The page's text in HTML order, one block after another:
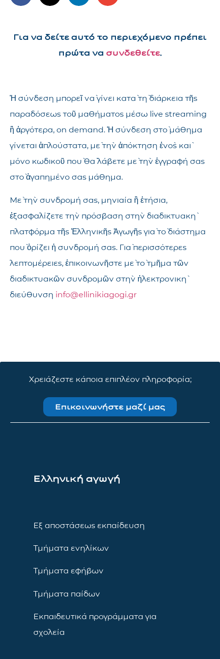
Για να δείτε αυτό το περιεχόμενο πρέπει
πρώτα να συνδεθείτε.
Ἡ σύνδεση μπορεῖ νὰ γίνει κατὰ τὴ διάρκεια τῆς
παραδόσεως τοῦ μαθήματος μέσω live streaming
ἢ ἀργότερα, on demand. Ἡ σύνδεση στὸ μάθημα
γίνεται ἁπλούστατα, μὲ τὴν ἀπόκτηση ἑνὸς καὶ
μόνο κωδικοῦ ποὺ θὰ λάβετε μὲ τὴν ἐγγραφή σας
στὸ ἀγαπημένο σας μάθημα.
Μὲ τὴν συνδρομή σας, μηνιαία ἢ ἐτήσια,
ἐξασφαλίζετε τὴν πρόσβαση στὴν διαδικτυακὴ
πλατφόρμα τῆς Ἑλληνικῆς Ἀγωγῆς γιὰ τὸ διάστημα
ποὺ ὁρίζει ἡ συνδρομή σας. Γιὰ περισσότερες
λεπτομέρειες, ἐπικοινωνῆστε μὲ τὸ τμῆμα τῶν
διαδικτυακῶν συνδρομῶν στὴν ἠλεκτρονικὴ
διεύθυνση info@ellinikiagogi.gr
Χρειάζεστε κάποια επιπλέον πληροφορία;
Επικοινωνήστε μαζί μας
Ελληνική αγωγή
Εξ αποστάσεως εκπαίδευση
Τμήματα ενηλίκων
Τμήματα εφήβων
Τμήματα παίδων
Εκπαιδευτικά προγράμματα για
σχολεία